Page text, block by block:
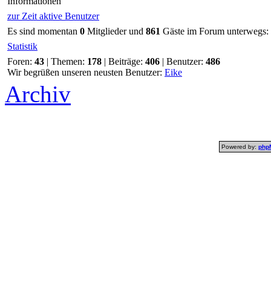
zur Zeit aktive Benutzer
Es sind momentan 0 Mitglieder und 861 Gäste im Forum unterwegs:
Statistik
Foren: 43 | Themen: 178 | Beiträge: 406 | Benutzer: 486
Wir begrüßen unseren neusten Benutzer: Eike
Archiv
Powered by: